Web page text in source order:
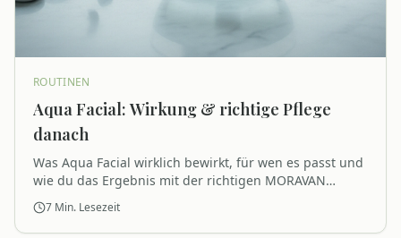
ROUTINEN
Aqua Facial: Wirkung & richtige Pflege
danach
Was Aqua Facial wirklich bewirkt, für wen es passt und
wie du das Ergebnis mit der richtigen MORAVAN
Aftercare-Routine länger sichtbar hältst.
7 Min. Lesezeit